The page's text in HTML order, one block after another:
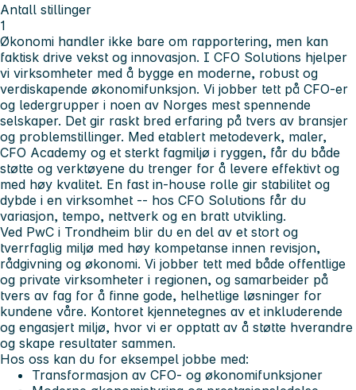
Antall stillinger
1
Økonomi handler ikke bare om rapportering, men kan
faktisk drive vekst og innovasjon. I CFO Solutions hjelper
vi virksomheter med å bygge en moderne, robust og
verdiskapende økonomifunksjon. Vi jobber tett på CFO-er
og ledergrupper i noen av Norges mest spennende
selskaper. Det gir raskt bred erfaring på tvers av bransjer
og problemstillinger. Med etablert metodeverk, maler,
CFO Academy og et sterkt fagmiljø i ryggen, får du både
støtte og verktøyene du trenger for å levere effektivt og
med høy kvalitet. En fast in-house rolle gir stabilitet og
dybde i en virksomhet -- hos CFO Solutions får du
variasjon, tempo, nettverk og en bratt utvikling.
Ved PwC i Trondheim blir du en del av et stort og
tverrfaglig miljø med høy kompetanse innen revisjon,
rådgivning og økonomi. Vi jobber tett med både offentlige
og private virksomheter i regionen, og samarbeider på
tvers av fag for å finne gode, helhetlige løsninger for
kundene våre. Kontoret kjennetegnes av et inkluderende
og engasjert miljø, hvor vi er opptatt av å støtte hverandre
og skape resultater sammen.
Hos oss kan du for eksempel jobbe med:
Transformasjon av CFO‑ og økonomifunksjoner